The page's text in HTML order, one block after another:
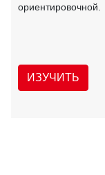
ориентировочной.
ИЗУЧИТЬ